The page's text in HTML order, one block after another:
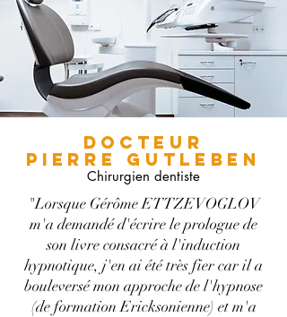
DOCTEUR
PIERRE GUTLEBEN
Chirurgien dentiste
"Lorsque Gérôme ETTZEVOGLOV
m'a demandé d'écrire le prologue de
son livre consacré à l'induction
hypnotique, j'en ai été très fier car il a
bouleversé mon approche de l'hypnose
(de formation Ericksonienne) et m'a